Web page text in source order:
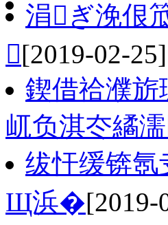
涓ぎ浼佷
[2019-02-25]
鍥借祫濮旂
屼负淇冭繘
绂忓缓锛氬
Щ浜�[2019-